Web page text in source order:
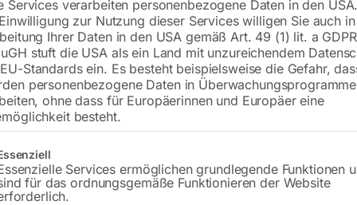
min. Traktorleistung 100 PS
Generatordrehzahl 1500 UpM
nur für Hausbetrieb
6.150,00
Lieferzeit:ca. 2 - 3 Tage
Services verarbeiten personenbezogene Daten in den
zur Nutzung dieser Services willigen Sie auch
Ihrer Daten in den USA gemäß Art. 49 (1) lit. a
stuft die USA als ein Land mit unzureichendem
Standards ein. Es besteht beispielsweise die Gefahr,
personenbezogene Daten in
ohne dass für Europäerinnen und Europäer eine
besteht.
eine Liste der Service-Gruppen, für die eine Einwilligung erteilt
Services ermöglichen grundlegende Funktionen
für das ordnungsgemäße Funktionieren der Website